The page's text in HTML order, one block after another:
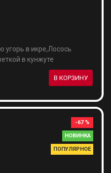
в икре,Лосось
в кунжуте
В КОРЗИНУ
НОВИНКА
ПОПУЛЯРНОЕ
-67 %